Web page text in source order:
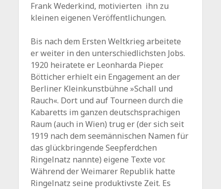
Frank Wederkind, motivierten ihn zu
kleinen eigenen Veröffentlichungen.
Bis nach dem Ersten Weltkrieg arbeitete
er weiter in den unterschiedlichsten Jobs.
1920 heiratete er Leonharda Pieper.
Bötticher erhielt ein Engagement an der
Berliner Kleinkunstbühne »Schall und
Rauch«. Dort und auf Tourneen durch die
Kabaretts im ganzen deutschsprachigen
Raum (auch in Wien) trug er (der sich seit
1919 nach dem seemännischen Namen für
das glückbringende Seepferdchen
Ringelnatz nannte) eigene Texte vor.
Während der Weimarer Republik hatte
Ringelnatz seine produktivste Zeit. Es